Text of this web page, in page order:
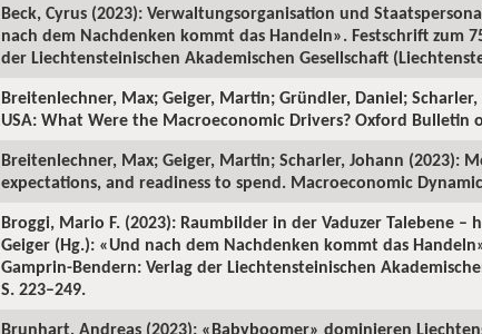
Beck, Cyrus (2023): Verwaltungsorganisation und
nach dem Nachdenken kommt das Handeln». Festschrift zum
der Liechtensteinischen Akademischen Gesellschaft
Breitenlechner, Max; Geiger, Martin; Gründler, Daniel;
USA: What Were the Macroeconomic Drivers? Oxford Bulletin
Breitenlechner, Max; Geiger, Martin; Scharler, Johann (2023):
expectations, and readiness to spend. Macroeconomic
Broggi, Mario F. (2023): Raumbilder in der Vaduzer Talebene
Geiger (Hg.): «Und nach dem Nachdenken kommt das
Gamprin-Bendern: Verlag der Liechtensteinischen
S. 223–249.
Brunhart, Andreas (2023): «Babyboomer» dominieren